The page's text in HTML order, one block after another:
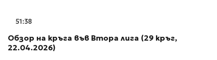
51:38
Обзор на кръга във Втора лига (29 кръг,
22.04.2026)